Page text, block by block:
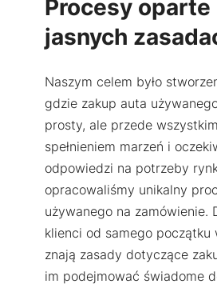
Procesy oparte
jasnych
Naszym celem było
gdzie zakup auta
prosty, ale przede
spełnieniem marzeń i
odpowiedzi na potrzeby
opracowaliśmy unikalny
używanego na zamówienie.
klienci od samego początku
znają zasady dotyczące
im podejmować świadome